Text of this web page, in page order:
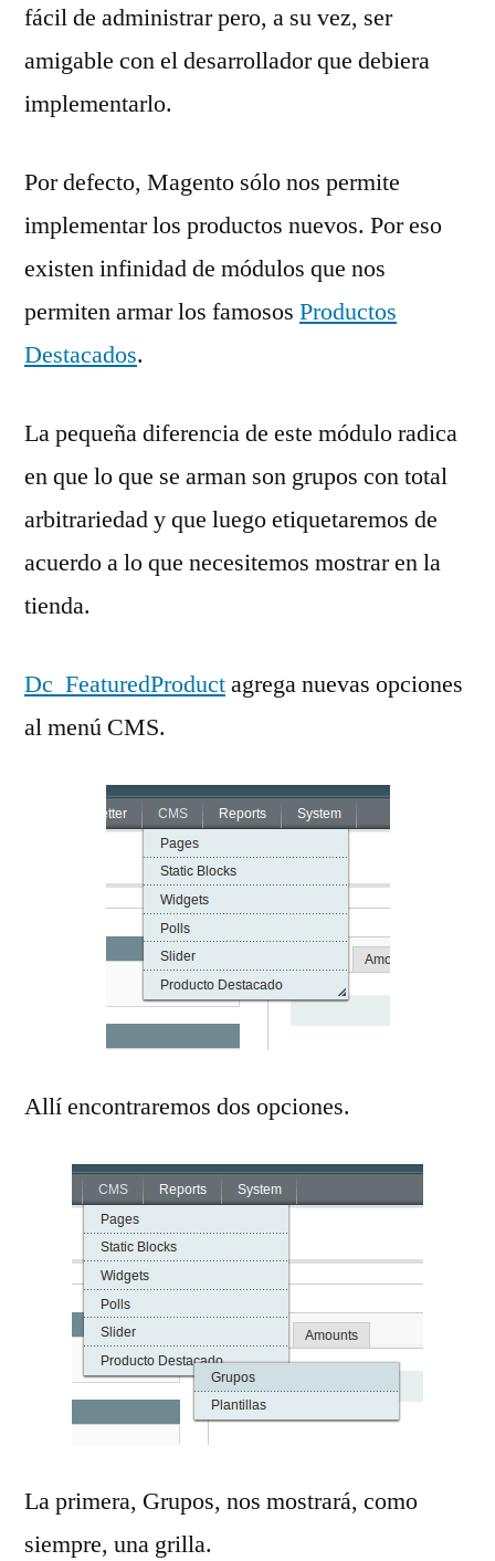
fácil de administrar pero, a su vez, ser
amigable con el desarrollador que debiera
implementarlo.
Por defecto, Magento sólo nos permite
implementar los productos nuevos. Por eso
existen infinidad de módulos que nos
permiten armar los famosos Productos
Destacados.
La pequeña diferencia de este módulo radica
en que lo que se arman son grupos con total
arbitrariedad y que luego etiquetaremos de
acuerdo a lo que necesitemos mostrar en la
tienda.
Dc_FeaturedProductagrega nuevas opciones
al menú CMS.
Allí encontraremos dos opciones.
La primera, Grupos, nos mostrará, como
siempre, una grilla.